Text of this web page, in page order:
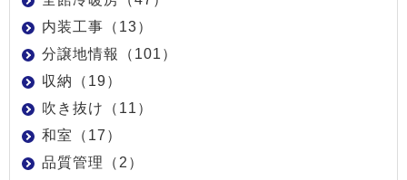
内装工事（13）
分譲地情報（101）
収納（19）
吹き抜け（11）
和室（17）
品質管理（2）